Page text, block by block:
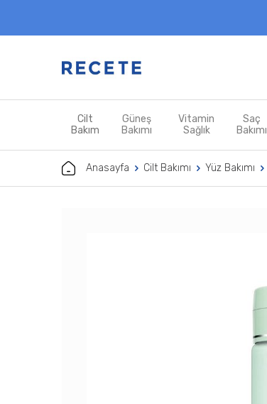
Cilt
Bakım
Güneş
Bakımı
Vitamin
Sağlık
Saç
Bakımı
Anasayfa Cilt Bakımı Yüz Bakımı